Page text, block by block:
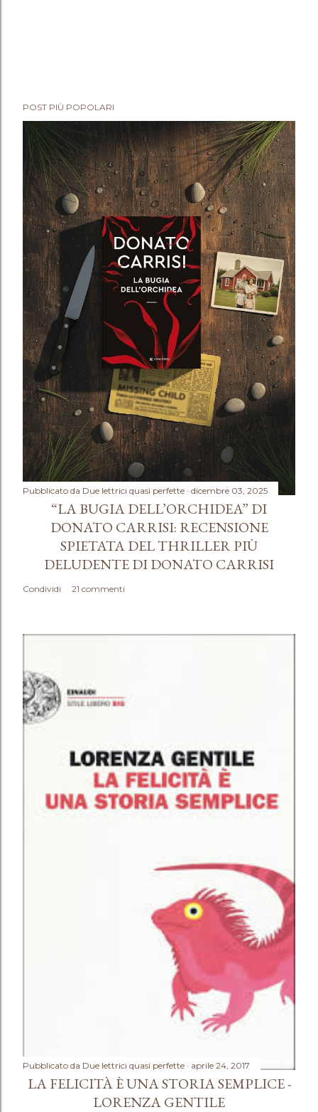
POST PIÙ POPOLARI
Pubblicato da Due lettrici quasi perfette dicembre 03, 2025
“LA BUGIA DELL’ORCHIDEA” DI
DONATO CARRISI: RECENSIONE
SPIETATA DEL THRILLER PIÙ
DELUDENTE DI DONATO CARRISI
Condividi 21 commenti
Pubblicato da Due lettrici quasi perfette aprile 24, 2017
LA FELICITÀ È UNA STORIA SEMPLICE -
LORENZA GENTILE